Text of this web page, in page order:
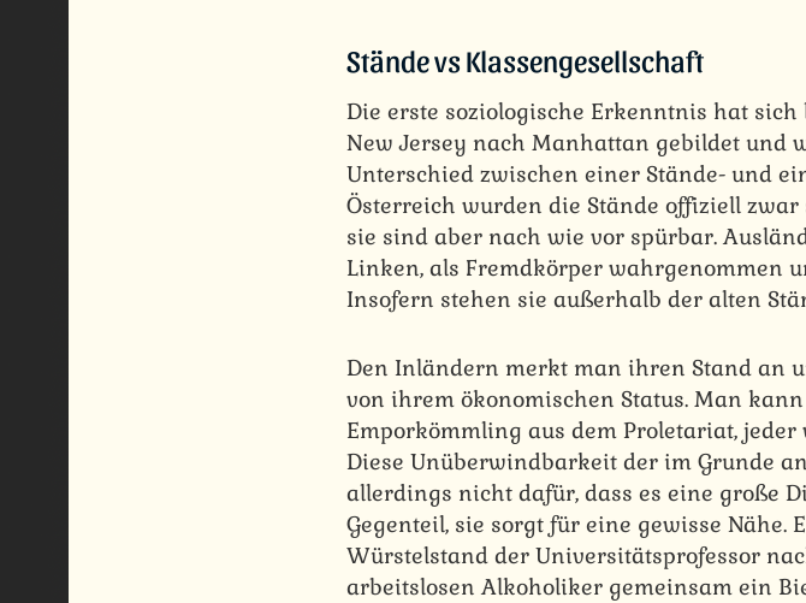
Stände vs Klassengesellschaft
Die erste soziologische Erkenntnis hat
New Jersey nach Manhattan gebildet und
Unterschied zwischen einer Stände- und
Österreich wurden die Stände offiziell
sie sind aber nach wie vor spürbar.
Linken, als Fremdkörper wahrgenommen
Insofern stehen sie außerhalb der alten
Den Inländern merkt man ihren Stand an
von ihrem ökonomischen Status. Man
Emporkömmling aus dem Proletariat,
Diese Unüberwindbarkeit der im Grunde
allerdings nicht dafür, dass es eine große
Gegenteil, sie sorgt für eine gewisse Nähe.
Würstelstand der Universitätsprofessor
arbeitslosen Alkoholiker gemeinsam ein